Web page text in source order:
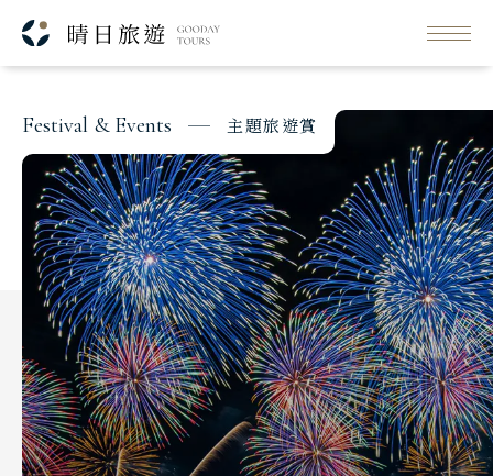
Classic Japan
日本心旅行
Japanese Vibe
日本美學旅
Luxury Rail Travel
日本鐵道旅
Festival & Events
主題旅遊賞
Festival & Events 主題旅遊賞